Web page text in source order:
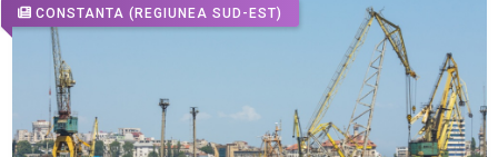
CONSTANTA (REGIUNEA SUD-EST)